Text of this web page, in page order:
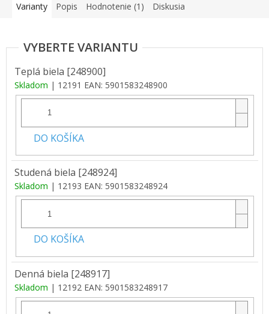
Varianty Popis Hodnotenie (1) Diskusia
Teplá biela [248900]
Skladom | 12191 EAN: 5901583248900
DO KOŠÍKA
Studená biela [248924]
Skladom | 12193 EAN: 5901583248924
DO KOŠÍKA
Denná biela [248917]
Skladom | 12192 EAN: 5901583248917